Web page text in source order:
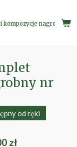
nagrobne
nr
od ręki
zł